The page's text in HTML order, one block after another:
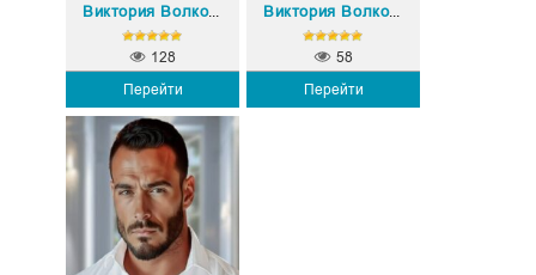
Виктория Волкова
Перейти
128
Виктория Волкова
Перейти
58